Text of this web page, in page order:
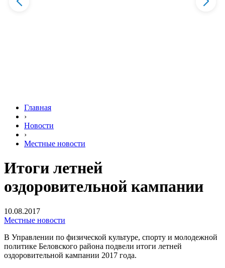
Главная
›
Новости
›
Местные новости
Итоги летней
оздоровительной кампании
10.08.2017
Местные новости
В Управлении по физической культуре, спорту и молодежной
политике Беловского района подвели итоги летней
оздоровительной кампании 2017 года.